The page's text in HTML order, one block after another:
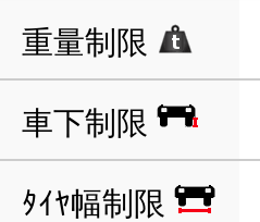
重量制限
車下制限
ﾀｲﾔ幅制限